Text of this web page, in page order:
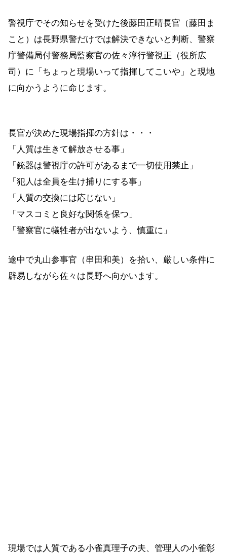
警視庁でその知らせを受けた後藤田正晴長官（藤田ま
こと）は長野県警だけでは解決できないと判断、警察
庁警備局付警務局監察官の佐々淳行警視正（役所広
司）に「ちょっと現場いって指揮してこいや」と現地
に向かうように命じます。
長官が決めた現場指揮の方針は・・・
「人質は生きて解放させる事」
「銃器は警視庁の許可があるまで一切使用禁止」
「犯人は全員を生け捕りにする事」
「人質の交換には応じない」
「マスコミと良好な関係を保つ」
「警察官に犠牲者が出ないよう、慎重に」
途中で丸山参事官（串田和美）を拾い、厳しい条件に
辟易しながら佐々は長野へ向かいます。
現場では人質である小雀真理子の夫、管理人の小雀彰